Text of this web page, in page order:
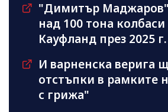
"Димитър
над 100 тона колбаси
Кауфланд през 2025 г.
И варненска верига
отстъпки в рамките
с грижа"